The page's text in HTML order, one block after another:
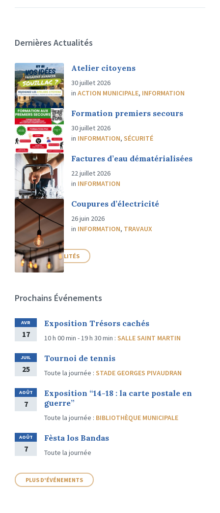
Dernières Actualités
Atelier citoyens
30 juillet 2026
in ACTION MUNICIPALE, INFORMATION
Formation premiers secours
30 juillet 2026
in INFORMATION, SÉCURITÉ
Factures d’eau dématérialisées
22 juillet 2026
in INFORMATION
Coupures d’électricité
26 juin 2026
in INFORMATION, TRAVAUX
PLUS D'ACTUALITÉS
Prochains Événements
AVR
17
Exposition Trésors cachés
10 h 00 min - 19 h 30 min : SALLE SAINT MARTIN
JUIL
25
Tournoi de tennis
Toute la journée : STADE GEORGES PIVAUDRAN
AOÛT
7
Exposition “14-18 : la carte postale en
guerre”
Toute la journée : BIBLIOTHÈQUE MUNICIPALE
AOÛT
7
Fèsta los Bandas
Toute la journée
PLUS D'ÉVÉNEMENTS